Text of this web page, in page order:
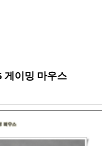
게이밍 마우스